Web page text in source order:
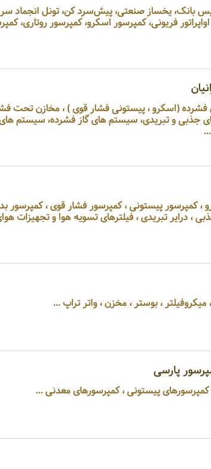
اواپراتور فریونی، کمپرسور اسکرو، کمپرسور روتاری،
هوای فشرده (اسکرو ، پیستونی فشار قوی ) ، مخازن تحت
جذبی و تبریدی، سیستم های گاز فشرده، سیستم
اسکرو ، کمپرسور پیستونی ، کمپرسور فشار قوی ،
میکروفیلتر ، بوستر ، مخزن ، واتر تراپ ...
پارسی